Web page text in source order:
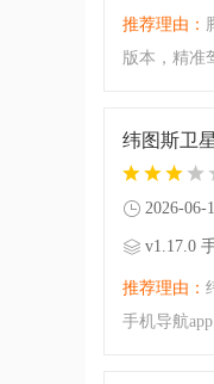
推荐理由：
版本，精准
2026-06-
v1.17.0
推荐理由：
手机导航